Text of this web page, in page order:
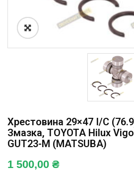
Хрестовина 29×47 I/C
Змазка, TOYOTA Hilux
GUT23-M (MATSUBA)
1 500,00 ₴